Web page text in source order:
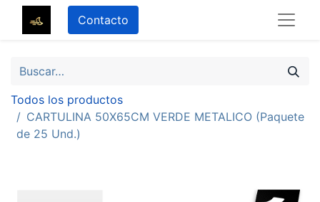
Contacto
Todos los productos
CARTULINA 50X65CM VERDE METALICO (Paquete
de 25 Und.)